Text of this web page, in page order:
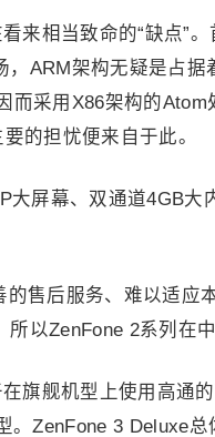
来相当致命的“缺点”
ARM架构无疑是占
而采用X86架构的
的担忧便来自于此。
大屏幕、双通道4GB
售后服务、难以适应
以ZenFone 2系列在
旗舰机型上使用高通
。ZenFone 3 Deluxe